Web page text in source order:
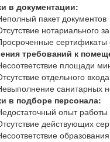
в документации:
пакет документов
нотариального
сертификаты
требований к
площади
отдельного входа
санитарных
в подборе персонала:
опыт работы
действующих